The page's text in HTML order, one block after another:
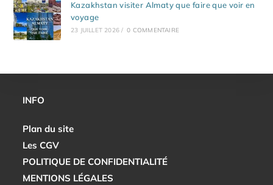
Kazakhstan visiter Almaty que faire que voir en
voyage
23 JUILLET 2026 / 0 COMMENTAIRE
INFO
Plan du site
Les CGV
POLITIQUE DE CONFIDENTIALITÉ
MENTIONS LÉGALES